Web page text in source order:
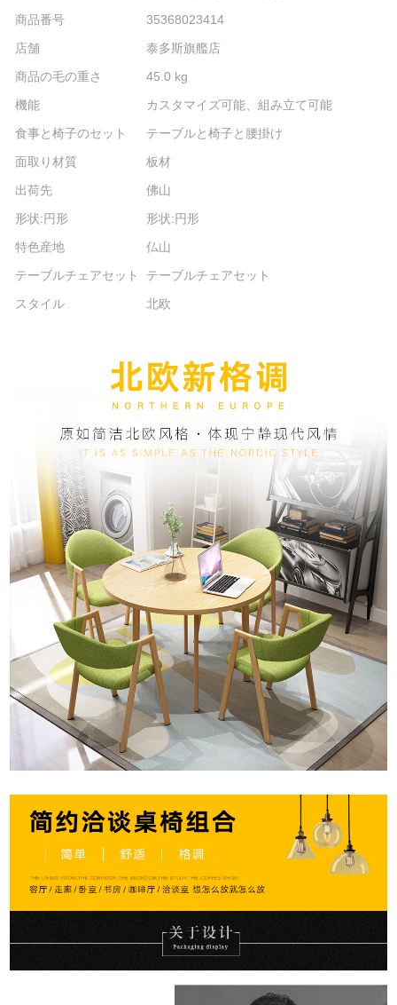
商品番号
35368023414
店舗
泰多斯旗艦店
商品の毛の重さ
45.0 kg
機能
カスタマイズ可能、組み立て可能
食事と椅子のセット
テーブルと椅子と腰掛け
面取り材質
板材
出荷先
佛山
形状:円形
形状:円形
特色産地
仏山
テーブルチェアセット
テーブルチェアセット
スタイル
北欧